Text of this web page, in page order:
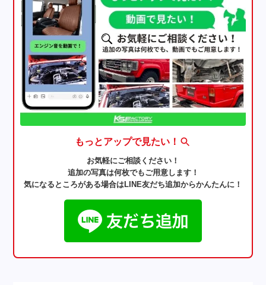
もっとアップで見たい！
お気軽にご相談ください！
追加の写真は何枚でもご用意します！
気になるところがある場合はLINE友だち追加からかんたんに！